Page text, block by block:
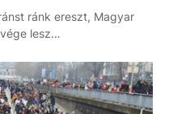
ránk ereszt, Magyar
lesz…